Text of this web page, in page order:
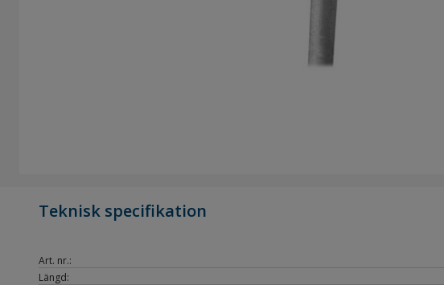
Teknisk specifikation
Art. nr.:
Längd: